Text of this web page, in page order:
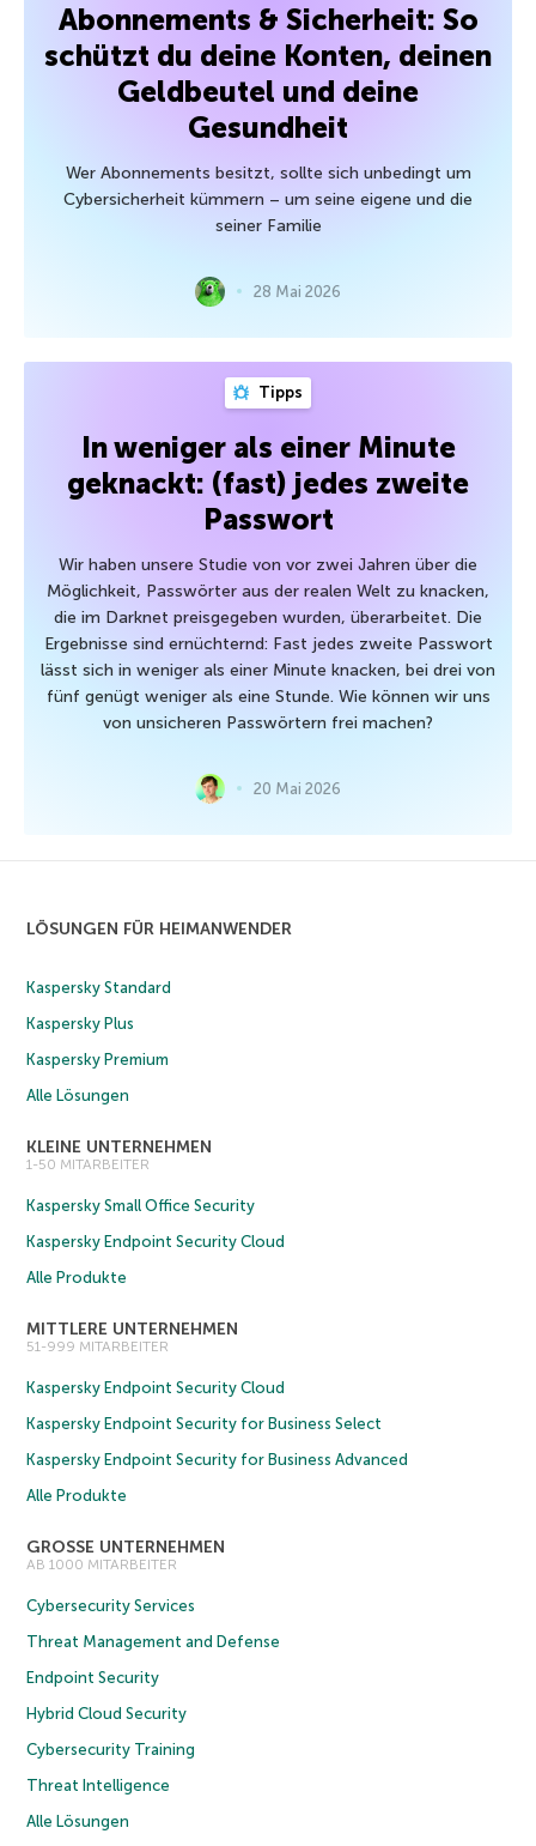
Abonnements & Sicherheit: So
schützt du deine Konten, deinen
Geldbeutel und deine
Gesundheit
Wer Abonnements besitzt, sollte sich unbedingt um
Cybersicherheit kümmern – um seine eigene und die
seiner Familie
28 Mai 2026
Tipps
In weniger als einer Minute
geknackt: (fast) jedes zweite
Passwort
Wir haben unsere Studie von vor zwei Jahren über die
Möglichkeit, Passwörter aus der realen Welt zu knacken,
die im Darknet preisgegeben wurden, überarbeitet. Die
Ergebnisse sind ernüchternd: Fast jedes zweite Passwort
lässt sich in weniger als einer Minute knacken, bei drei von
fünf genügt weniger als eine Stunde. Wie können wir uns
von unsicheren Passwörtern frei machen?
20 Mai 2026
LÖSUNGEN FÜR HEIMANWENDER
Kaspersky Standard
Kaspersky Plus
Kaspersky Premium
Alle Lösungen
KLEINE UNTERNEHMEN
1-50 MITARBEITER
Kaspersky Small Office Security
Kaspersky Endpoint Security Cloud
Alle Produkte
MITTLERE UNTERNEHMEN
51-999 MITARBEITER
Kaspersky Endpoint Security Cloud
Kaspersky Endpoint Security for Business Select
Kaspersky Endpoint Security for Business Advanced
Alle Produkte
GROSSE UNTERNEHMEN
AB 1000 MITARBEITER
Cybersecurity Services
Threat Management and Defense
Endpoint Security
Hybrid Cloud Security
Cybersecurity Training
Threat Intelligence
Alle Lösungen